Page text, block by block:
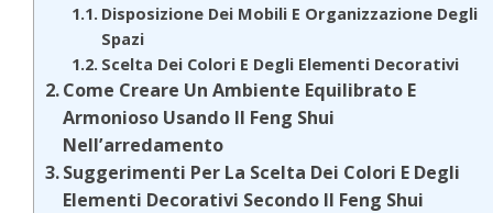
Disposizione Dei Mobili E Organizzazione Degli
Spazi
Scelta Dei Colori E Degli Elementi Decorativi
Come Creare Un Ambiente Equilibrato E
Armonioso Usando Il Feng Shui
Nell’arredamento
Suggerimenti Per La Scelta Dei Colori E Degli
Elementi Decorativi Secondo Il Feng Shui